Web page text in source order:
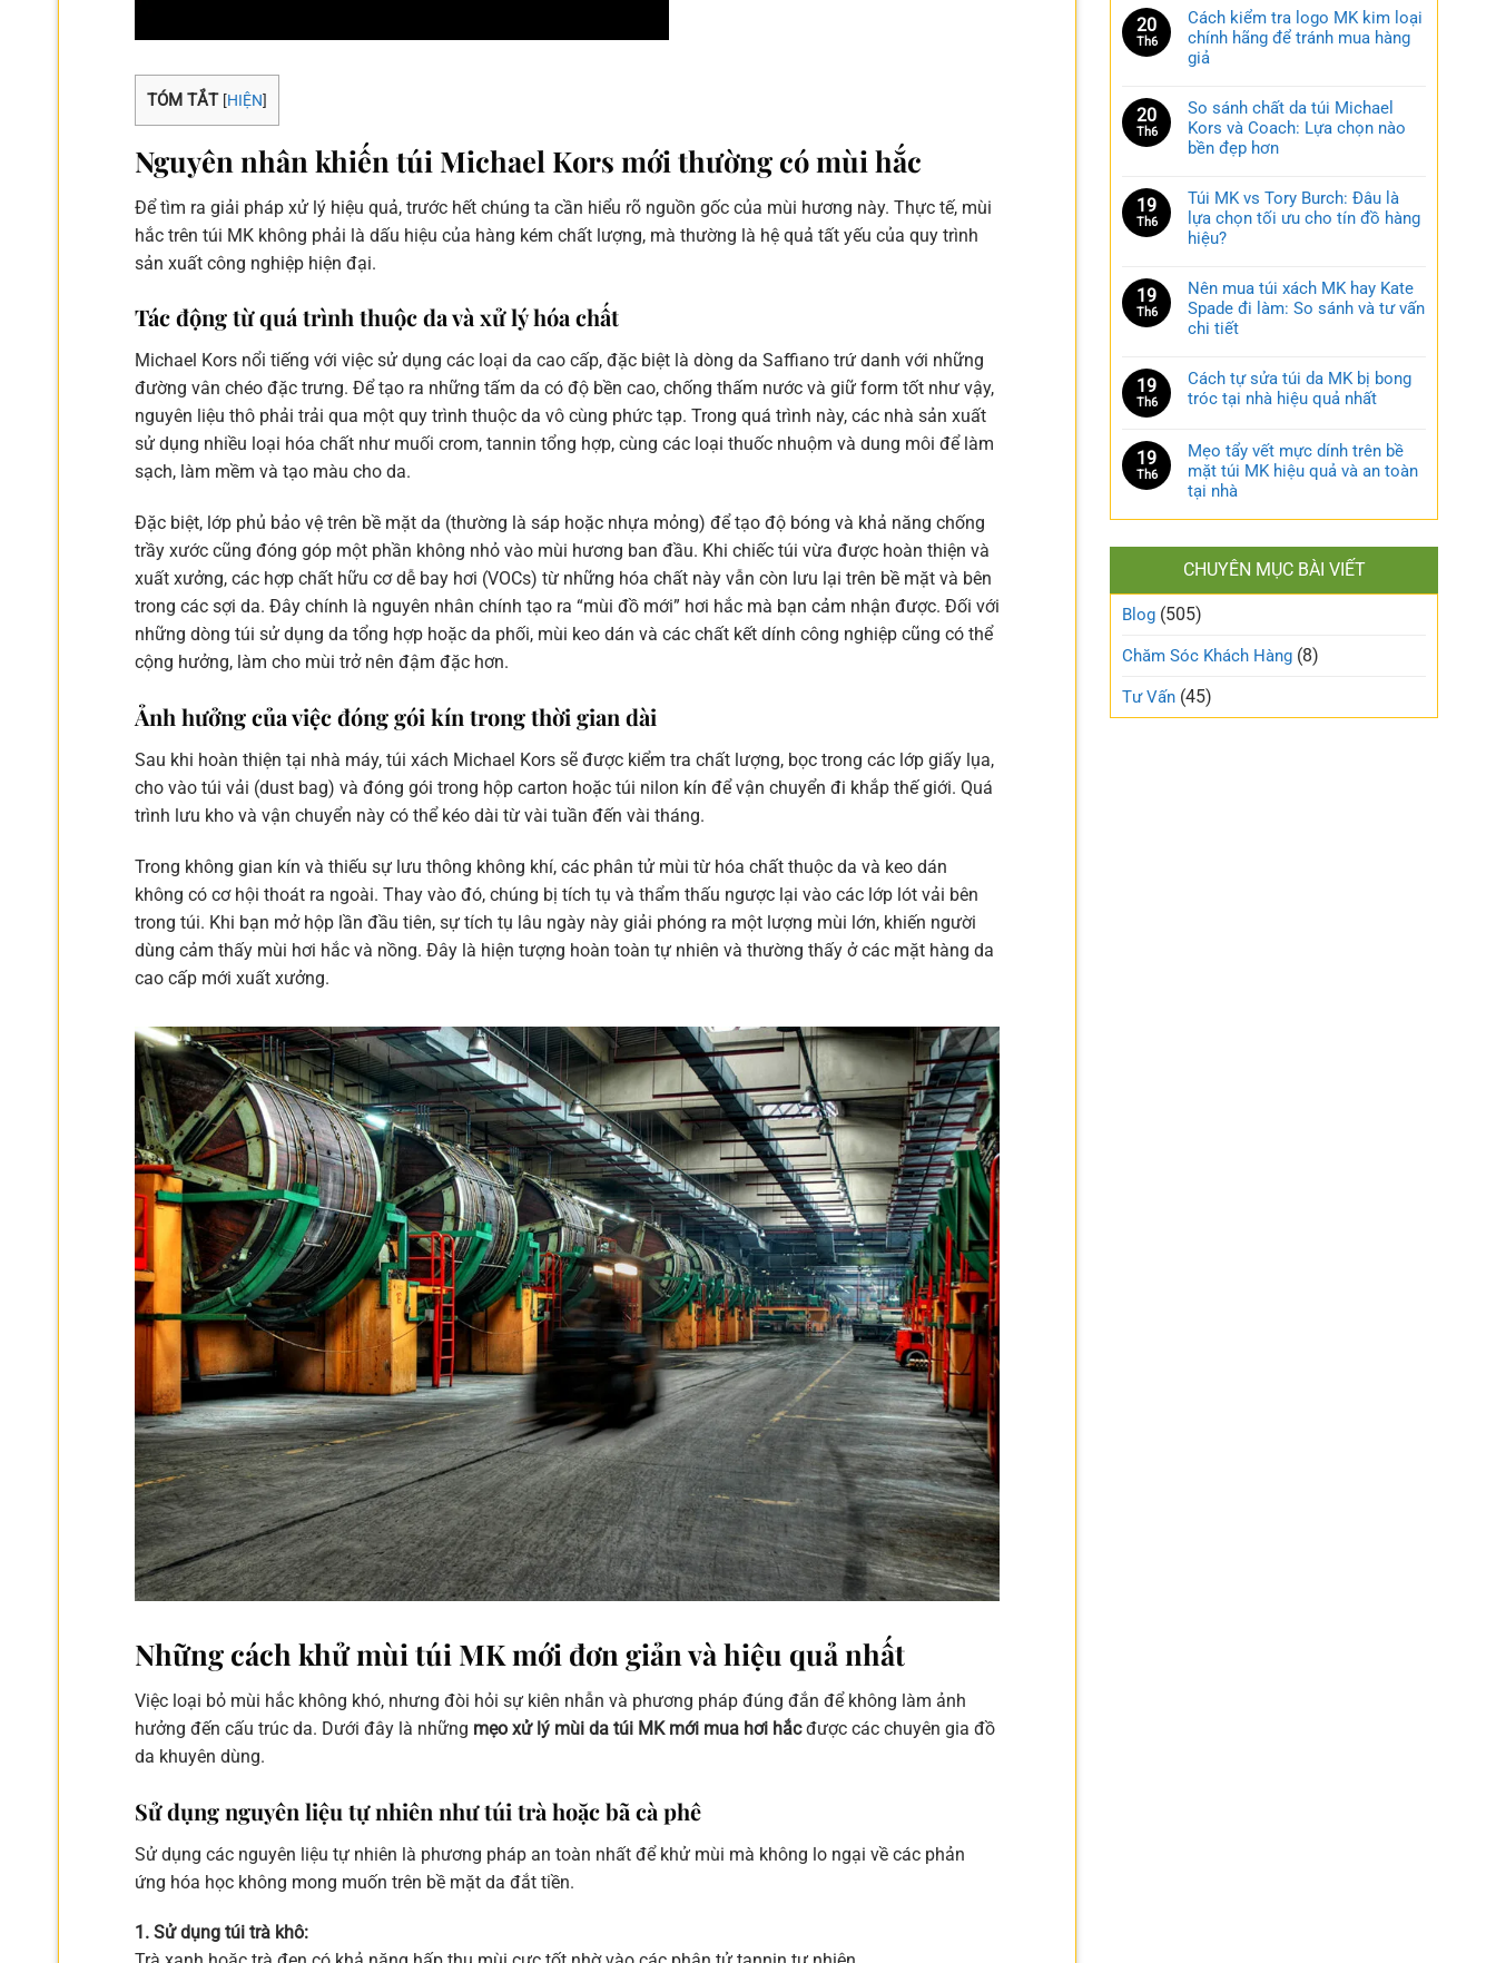
TÓM TẮT [HIỆN]
Nguyên nhân khiến túi Michael Kors mới thường có mùi hắc
Để tìm ra giải pháp xử lý hiệu quả, trước hết chúng ta cần hiểu rõ nguồn gốc của mùi hương này. Thực tế, mùi
hắc trên túi MK không phải là dấu hiệu của hàng kém chất lượng, mà thường là hệ quả tất yếu của quy trình
sản xuất công nghiệp hiện đại.
Tác động từ quá trình thuộc da và xử lý hóa chất
Michael Kors nổi tiếng với việc sử dụng các loại da cao cấp, đặc biệt là dòng da Saffiano trứ danh với những
đường vân chéo đặc trưng. Để tạo ra những tấm da có độ bền cao, chống thấm nước và giữ form tốt như vậy,
nguyên liệu thô phải trải qua một quy trình thuộc da vô cùng phức tạp. Trong quá trình này, các nhà sản xuất
sử dụng nhiều loại hóa chất như muối crom, tannin tổng hợp, cùng các loại thuốc nhuộm và dung môi để làm
sạch, làm mềm và tạo màu cho da.
Đặc biệt, lớp phủ bảo vệ trên bề mặt da (thường là sáp hoặc nhựa mỏng) để tạo độ bóng và khả năng chống
trầy xước cũng đóng góp một phần không nhỏ vào mùi hương ban đầu. Khi chiếc túi vừa được hoàn thiện và
xuất xưởng, các hợp chất hữu cơ dễ bay hơi (VOCs) từ những hóa chất này vẫn còn lưu lại trên bề mặt và bên
trong các sợi da. Đây chính là nguyên nhân chính tạo ra “mùi đồ mới” hơi hắc mà bạn cảm nhận được. Đối với
những dòng túi sử dụng da tổng hợp hoặc da phối, mùi keo dán và các chất kết dính công nghiệp cũng có thể
cộng hưởng, làm cho mùi trở nên đậm đặc hơn.
Ảnh hưởng của việc đóng gói kín trong thời gian dài
Sau khi hoàn thiện tại nhà máy, túi xách Michael Kors sẽ được kiểm tra chất lượng, bọc trong các lớp giấy lụa,
cho vào túi vải (dust bag) và đóng gói trong hộp carton hoặc túi nilon kín để vận chuyển đi khắp thế giới. Quá
trình lưu kho và vận chuyển này có thể kéo dài từ vài tuần đến vài tháng.
Trong không gian kín và thiếu sự lưu thông không khí, các phân tử mùi từ hóa chất thuộc da và keo dán
không có cơ hội thoát ra ngoài. Thay vào đó, chúng bị tích tụ và thẩm thấu ngược lại vào các lớp lót vải bên
trong túi. Khi bạn mở hộp lần đầu tiên, sự tích tụ lâu ngày này giải phóng ra một lượng mùi lớn, khiến người
dùng cảm thấy mùi hơi hắc và nồng. Đây là hiện tượng hoàn toàn tự nhiên và thường thấy ở các mặt hàng da
cao cấp mới xuất xưởng.
Những cách khử mùi túi MK mới đơn giản và hiệu quả nhất
Việc loại bỏ mùi hắc không khó, nhưng đòi hỏi sự kiên nhẫn và phương pháp đúng đắn để không làm ảnh
hưởng đến cấu trúc da. Dưới đây là những mẹo xử lý mùi da túi MK mới mua hơi hắcđược các chuyên gia đồ
da khuyên dùng.
Sử dụng nguyên liệu tự nhiên như túi trà hoặc bã cà phê
Sử dụng các nguyên liệu tự nhiên là phương pháp an toàn nhất để khử mùi mà không lo ngại về các phản
ứng hóa học không mong muốn trên bề mặt da đắt tiền.
1. Sử dụng túi trà khô:
20
Th6
Cách kiểm tra logo MK kim loại
chính hãng để tránh mua hàng
giả
20
Th6
So sánh chất da túi Michael
Kors và Coach: Lựa chọn nào
bền đẹp hơn
19
Th6
Túi MK vs Tory Burch: Đâu là
lựa chọn tối ưu cho tín đồ hàng
hiệu?
19
Th6
Nên mua túi xách MK hay Kate
Spade đi làm: So sánh và tư vấn
chi tiết
19
Th6
Cách tự sửa túi da MK bị bong
tróc tại nhà hiệu quả nhất
19
Th6
Mẹo tẩy vết mực dính trên bề
mặt túi MK hiệu quả và an toàn
tại nhà
CHUYÊN MỤC BÀI VIẾT
Blog (505)
Chăm Sóc Khách Hàng (8)
Tư Vấn (45)